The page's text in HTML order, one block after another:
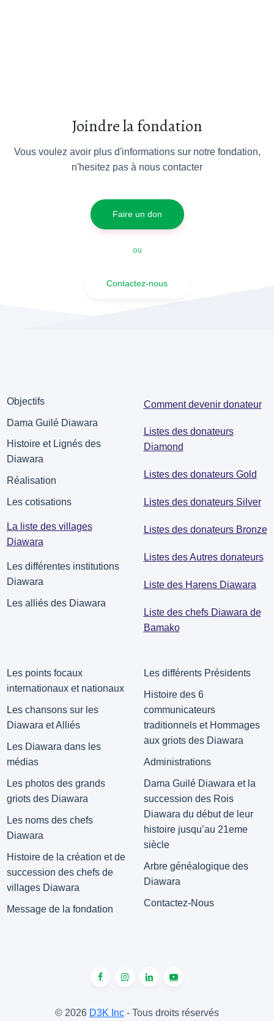
Joindre la fondation
Vous voulez avoir plus d'informations sur notre fondation,
n'hesitez pas à nous contacter
Faire un don
ou
Contactez-nous
Objectifs
Dama Guilé Diawara
Histoire et Lignés des
Diawara
Réalisation
Les cotisations
La liste des villages
Diawara
Les différentes institutions
Diawara
Les alliés des Diawara
Comment devenir donateur
Listes des donateurs
Diamond
Listes des donateurs Gold
Listes des donateurs Silver
Listes des donateurs Bronze
Listes des Autres donateurs
Liste des Harens Diawara
Liste des chefs Diawara de
Bamako
Les points focaux
internationaux et nationaux
Les chansons sur les
Diawara et Alliés
Les Diawara dans les
médias
Les photos des grands
griots des Diawara
Les noms des chefs
Diawara
Histoire de la création et de
succession des chefs de
villages Diawara
Message de la fondation
Les différents Présidents
Histoire des 6
communicateurs
traditionnels et Hommages
aux griots des Diawara
Administrations
Dama Guilé Diawara et la
succession des Rois
Diawara du début de leur
histoire jusqu’au 21eme
siècle
Arbre généalogique des
Diawara
Contactez-Nous
© 2026 D3K Inc - Tous droits réservés